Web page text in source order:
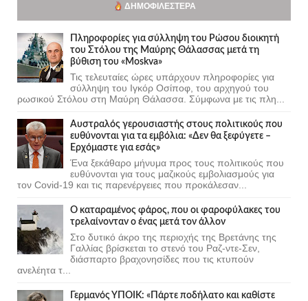
ΔΗΜΟΦΙΛΈΣΤΕΡΑ
Πληροφορίες για σύλληψη του Ρώσου διοικητή
του Στόλου της Mαύρης Θάλασσας μετά τη
βύθιση του «Moskva»
Τις τελευταίες ώρες υπάρχουν πληροφορίες για
σύλληψη του Ιγκόρ Οσίποφ, του αρχηγού του
ρωσικού Στόλου στη Μαύρη Θάλασσα. Σύμφωνα με τις πλη...
Αυστραλός γερουσιαστής στους πολιτικούς που
ευθύνονται για τα εμβόλια: «Δεν θα ξεφύγετε –
Ερχόμαστε για εσάς»
Ένα ξεκάθαρο μήνυμα προς τους πολιτικούς που
ευθύνονται για τους μαζικούς εμβολιασμούς για
τον Covid-19 και τις παρενέργειες που προκάλεσαν...
Ο καταραμένος φάρος, που οι φαροφύλακες του
τρελαίνονταν ο ένας μετά τον άλλον
Στο δυτικό άκρο της περιοχής της Βρετάνης της
Γαλλίας βρίσκεται το στενό του Ραζ-ντε-Σεν,
διάσπαρτο βραχονησίδες που τις κτυπούν
ανελέητα τ...
Γερμανός ΥΠΟΙΚ: «Πάρτε ποδήλατο και καθίστε